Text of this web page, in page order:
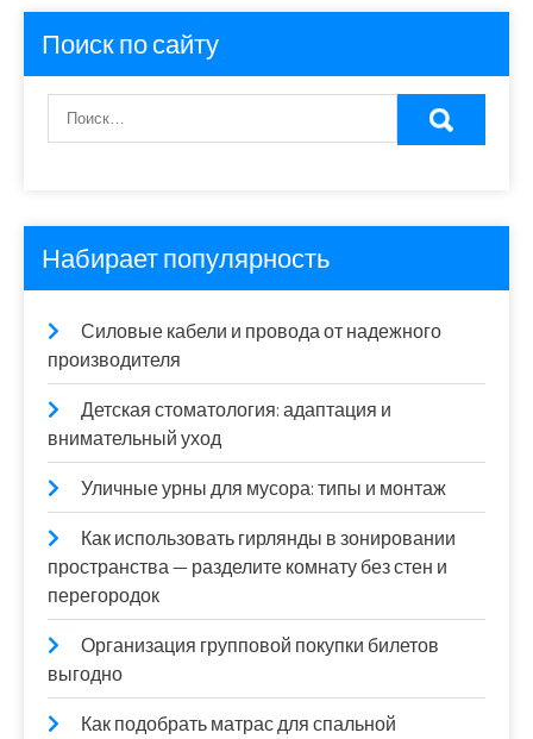
Поиск по сайту
Набирает популярность
Силовые кабели и провода от надежного
производителя
Детская стоматология: адаптация и
внимательный уход
Уличные урны для мусора: типы и монтаж
Как использовать гирлянды в зонировании
пространства — разделите комнату без стен и
перегородок
Организация групповой покупки билетов
выгодно
Как подобрать матрас для спальной